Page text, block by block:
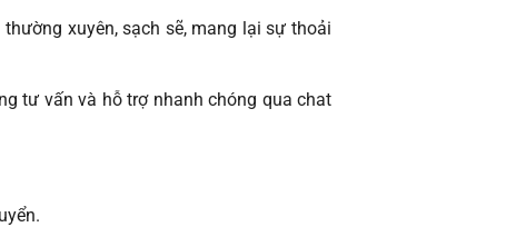
xuyên, sạch sẽ, mang lại sự thoải
tư vấn và hỗ trợ nhanh chóng qua chat